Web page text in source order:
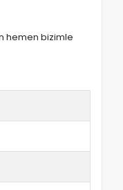
hemen bizimle